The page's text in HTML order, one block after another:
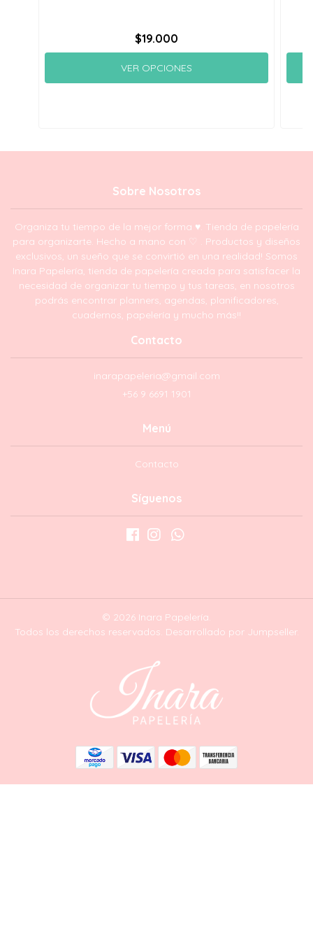
$19.000
VER OPCIONES
Sobre Nosotros
Organiza tu tiempo de la mejor forma ♥. Tienda de papelería
para organizarte. Hecho a mano con ♡ . Productos y diseños
exclusivos, un sueño que se convirtió en una realidad! Somos
Inara Papelería, tienda de papelería creada para satisfacer la
necesidad de organizar tu tiempo y tus tareas, en nosotros
podrás encontrar planners, agendas, planificadores,
cuadernos, papelería y mucho más!!
Contacto
inarapapeleria@gmail.com
+56 9 6691 1901
Menú
Contacto
Síguenos
© 2026 Inara Papelería.
Todos los derechos reservados. Desarrollado por Jumpseller.